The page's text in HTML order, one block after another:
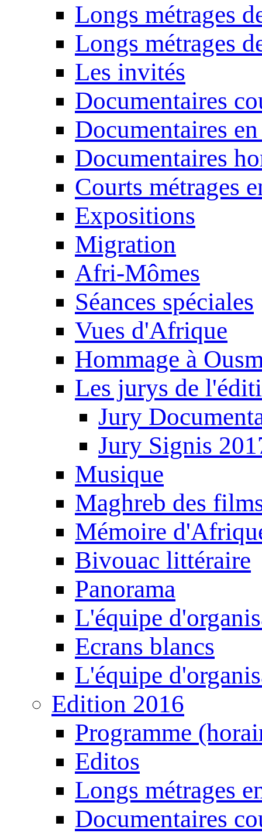
Longs métrages
Longs métrages
Les invités
Documentaires
Documentaires
Documentaires
Courts métrages
Expositions
Migration
Afri-Mômes
Séances spéciales
Vues d'Afrique
Hommage à
Les jurys de
Jury
Jury Signis
Musique
Maghreb des
Mémoire
Bivouac littéraire
Panorama
L'équipe
Ecrans blancs
L'équipe
Edition 2016
Programme
Editos
Longs métrages
Documentaires